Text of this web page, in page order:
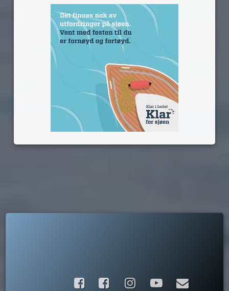
FacebookInstagram
YouTubeE-post